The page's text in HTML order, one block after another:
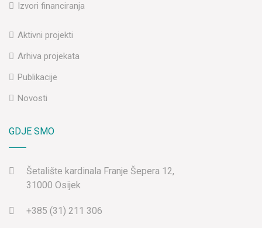
Izvori financiranja
Aktivni projekti
Arhiva projekata
Publikacije
Novosti
GDJE SMO
Šetalište kardinala Franje Šepera 12,
31000 Osijek
+385 (31) 211 306